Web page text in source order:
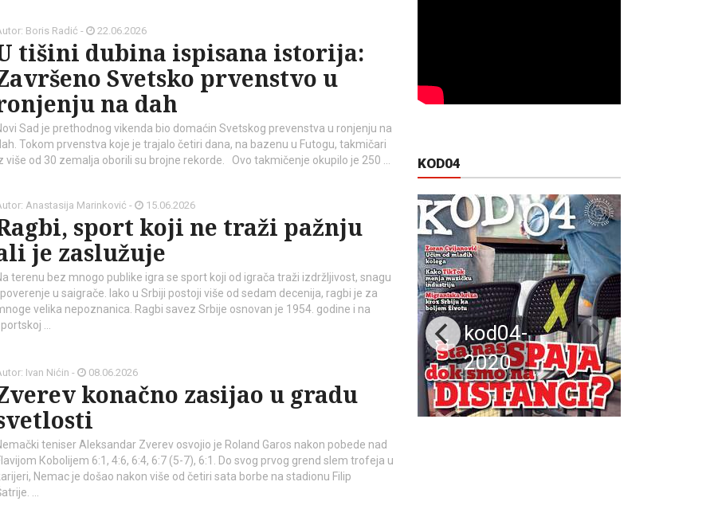
Boris Radić - 22.06.2026
tišini dubina ispisana istorija:
Svetsko prvenstvo u
na dah
Sad je prethodnog vikenda bio domaćin Svetskog prevenstva u ronjenju na
Tokom prvenstva koje je trajalo četiri dana, na bazenu u Futogu, takmičari
više od 30 zemalja oborili su brojne rekorde. Ovo takmičenje okupilo je 250 …
Anastasija Marinković - 15.06.2026
sport koji ne traži pažnju
je zaslužuje
terenu bez mnogo publike igra se sport koji od igrača traži izdržljivost, snagu
u saigrače. Iako u Srbiji postoji više od sedam decenija, ragbi je za
velika nepoznanica. Ragbi savez Srbije osnovan je 1954. godine i na
…
Ivan Nićin - 08.06.2026
konačno zasijao u gradu
teniser Aleksandar Zverev osvojio je Roland Garos nakon pobede nad
Кobolijem 6:1, 4:6, 6:4, 6:7 (5-7), 6:1. Do svog prvog grend slem trofeja u
Nemac je došao nakon više od četiri sata borbe na stadionu Filip
…
KOD04
kod04-
2018
kod04-
2020